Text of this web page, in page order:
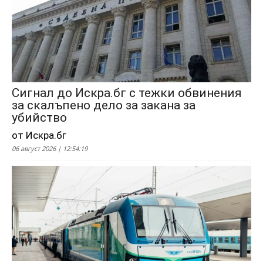
Сигнал до Искра.бг с тежки обвинения
за скалъпено дело за закана за
убийство
от Искра.бг
06 август 2026 | 12:54:19